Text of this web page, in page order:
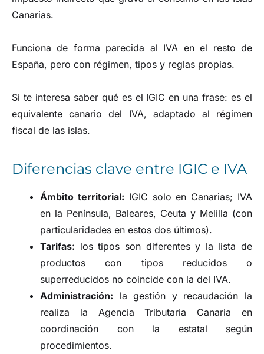
Canarias.
Funciona de forma parecida al IVA en el resto de
España, pero con régimen, tipos y reglas propias.
Si te interesa saber qué es el IGIC en una frase: es el
equivalente canario del IVA, adaptado al régimen
fiscal de las islas.
Diferencias clave entre IGIC e IVA
Ámbito territorial: IGIC solo en Canarias; IVA
en la Península, Baleares, Ceuta y Melilla (con
particularidades en estos dos últimos).
Tarifas: los tipos son diferentes y la lista de
productos con tipos reducidos o
superreducidos no coincide con la del IVA.
Administración: la gestión y recaudación la
realiza la Agencia Tributaria Canaria en
coordinación con la estatal según
procedimientos.